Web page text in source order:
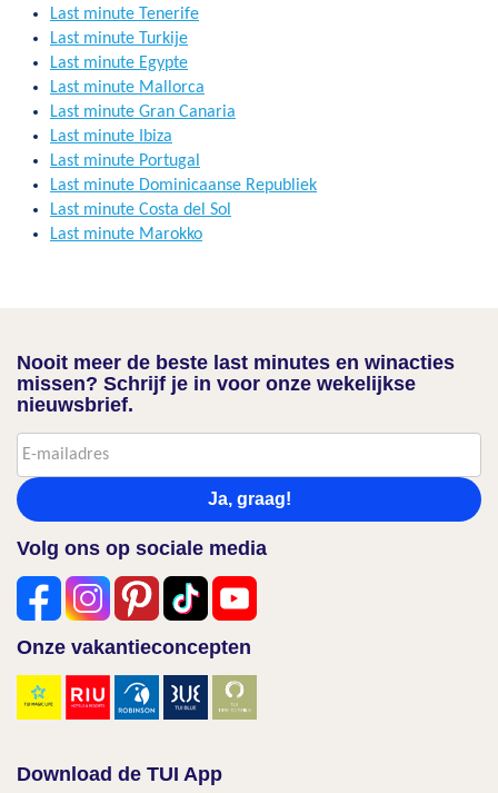
Last minute Tenerife
Last minute Turkije
Last minute Egypte
Last minute Mallorca
Last minute Gran Canaria
Last minute Ibiza
Last minute Portugal
Last minute Dominicaanse Republiek
Last minute Costa del Sol
Last minute Marokko
Nooit meer de beste last minutes en winacties
missen? Schrijf je in voor onze wekelijkse
nieuwsbrief.
Ja, graag!
Volg ons op sociale media
Onze vakantieconcepten
Download de TUI App